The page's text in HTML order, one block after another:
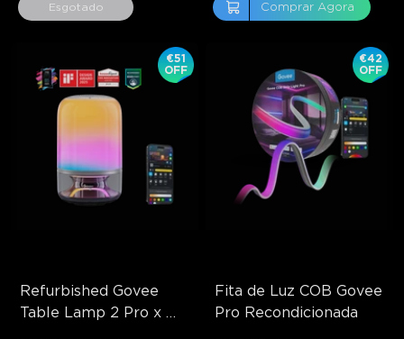
Esgotado Comprar Agora
Refurbished Govee
Table Lamp 2 Pro x
€51
OFF
Fita de Luz COB Govee
Pro Recondicionada
€42
OFF